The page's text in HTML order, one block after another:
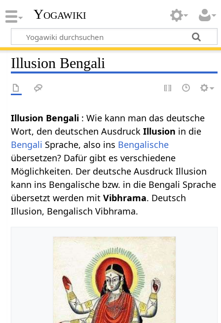
Yogawiki
Illusion Bengali
Illusion Bengali : Wie kann man das deutsche
Wort, den deutschen AusdruckIllusion in die
Bengali Sprache, also ins Bengalische
übersetzen? Dafür gibt es verschiedene
Möglichkeiten. Der deutsche Ausdruck Illusion
kann ins Bengalische bzw. in die Bengali Sprache
übersetzt werden mitVibhrama. Deutsch
Illusion, Bengalisch Vibhrama.